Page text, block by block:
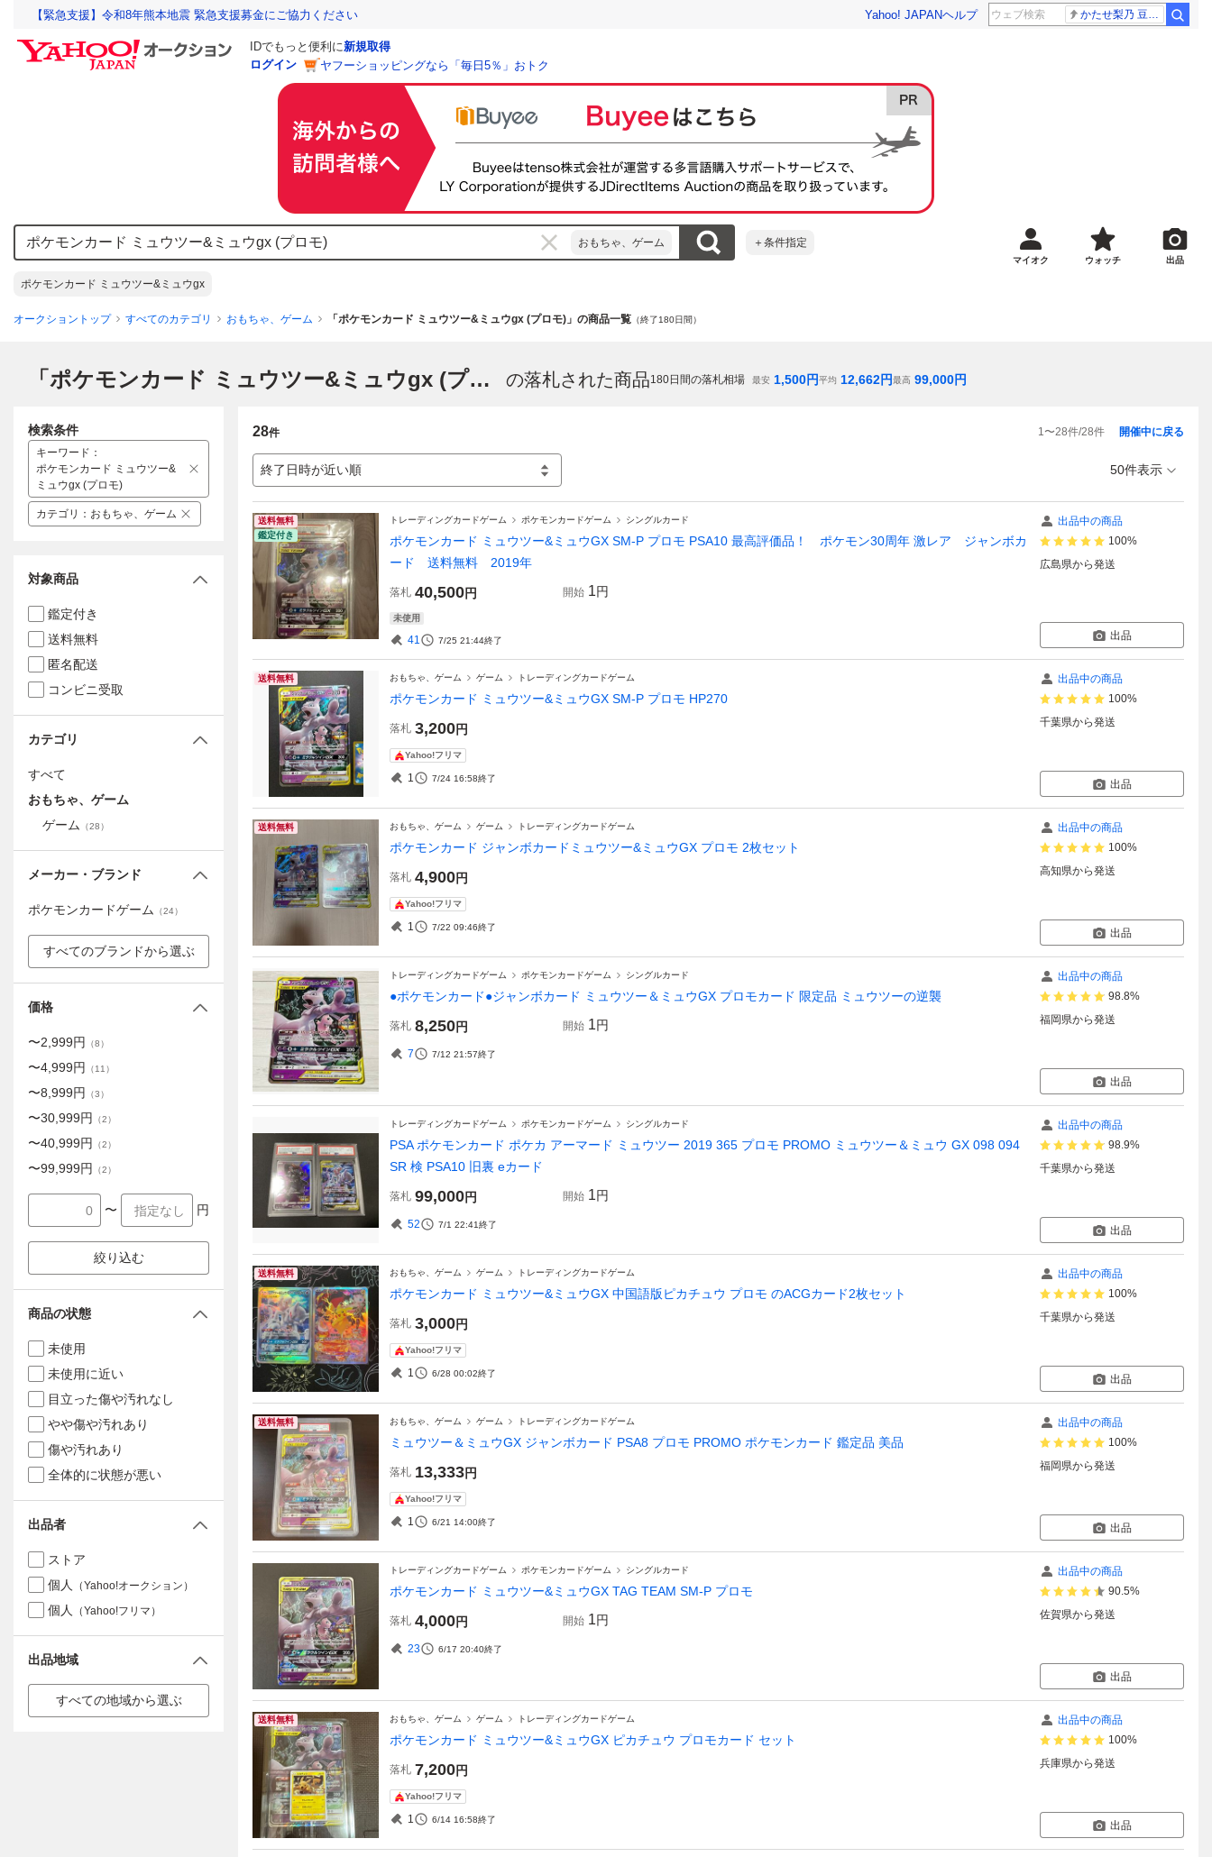
【緊急支援】令和8年熊本地震 緊急支援募金にご協力ください Yahoo! JAPANヘルプ かたせ梨乃 豆原一成
IDでもっと便利に新規取得
ログイン
ヤフーショッピングなら「毎日5％」おトク
おもちゃ、ゲーム ＋条件指定
ポケモンカード ミュウツー&ミュウgx
マイオク ウォッチ 出品
オークショントップ すべてのカテゴリ おもちゃ、ゲーム 「ポケモンカード ミュウツー&ミュウgx (プロモ)」の商品一覧 （終了180日間）
「ポケモンカード ミュウツー&ミュウgx (プロモ)」 の落札された商品180日間の落札相場 最安 1,500円平均 12,662円最高 99,000円
28件 1〜28件/28件
終了日時が近い順
開催中に戻る
50件表示
送料無料
鑑定付き
トレーディングカードゲーム ポケモンカードゲーム シングルカード
ポケモンカード ミュウツー&ミュウGX SM-P プロモ PSA10 最高評価品！ ポケモン30周年 激レア ジャンボカ
ード 送料無料 2019年
落札 40,500円 開始 1円
未使用
41 7/25 21:44終了
出品中の商品
100%
広島県から発送
出品
送料無料 おもちゃ、ゲーム ゲーム トレーディングカードゲーム
ポケモンカード ミュウツー&ミュウGX SM-P プロモ HP270
落札 3,200円
Yahoo!フリマ
1 7/24 16:58終了
出品中の商品
100%
千葉県から発送
出品
送料無料 おもちゃ、ゲーム ゲーム トレーディングカードゲーム
ポケモンカード ジャンボカードミュウツー&ミュウGX プロモ 2枚セット
落札 4,900円
Yahoo!フリマ
1 7/22 09:46終了
出品中の商品
100%
高知県から発送
出品
トレーディングカードゲーム ポケモンカードゲーム シングルカード
●ポケモンカード●ジャンボカード ミュウツー＆ミュウGX プロモカード 限定品 ミュウツーの逆襲
落札 8,250円 開始 1円
7 7/12 21:57終了
出品中の商品
98.8%
福岡県から発送
出品
トレーディングカードゲーム ポケモンカードゲーム シングルカード
PSA ポケモンカード ポケカ アーマード ミュウツー 2019 365 プロモ PROMO ミュウツー＆ミュウ GX 098 094
SR 検 PSA10 旧裏 eカード
落札 99,000円 開始 1円
52 7/1 22:41終了
出品中の商品
98.9%
千葉県から発送
出品
送料無料 おもちゃ、ゲーム ゲーム トレーディングカードゲーム
ポケモンカード ミュウツー&ミュウGX 中国語版ピカチュウ プロモ のACGカード2枚セット
落札 3,000円
Yahoo!フリマ
1 6/28 00:02終了
出品中の商品
100%
千葉県から発送
出品
送料無料 おもちゃ、ゲーム ゲーム トレーディングカードゲーム
ミュウツー＆ミュウGX ジャンボカード PSA8 プロモ PROMO ポケモンカード 鑑定品 美品
落札 13,333円
Yahoo!フリマ
1 6/21 14:00終了
出品中の商品
100%
福岡県から発送
出品
トレーディングカードゲーム ポケモンカードゲーム シングルカード
ポケモンカード ミュウツー&ミュウGX TAG TEAM SM-P プロモ
落札 4,000円 開始 1円
23 6/17 20:40終了
出品中の商品
90.5%
佐賀県から発送
出品
送料無料 おもちゃ、ゲーム ゲーム トレーディングカードゲーム
ポケモンカード ミュウツー&ミュウGX ピカチュウ プロモカード セット
落札 7,200円
Yahoo!フリマ
1 6/14 16:58終了
出品中の商品
100%
兵庫県から発送
出品
検索条件
キーワード ：
ポケモンカード ミュウツー&
ミュウgx (プロモ)
カテゴリ ： おもちゃ、ゲーム
対象商品
鑑定付き
送料無料
匿名配送
コンビニ受取
カテゴリ
すべて
おもちゃ、ゲーム
ゲーム
（28）
メーカー・ブランド
ポケモンカードゲーム （24）
すべてのブランドから選ぶ
価格
〜2,999円 （8）
〜4,999円 （11 ）
〜8,999円 （3）
〜30,999円 （2）
〜40,999円 （2）
〜99,999円 （2）
〜 円
絞り込む
商品の状態
未使用
未使用に近い
目立った傷や汚れなし
やや傷や汚れあり
傷や汚れあり
全体的に状態が悪い
出品者
ストア
個人
（Yahoo!オークション）
個人 （Yahoo!フリマ）
出品地域
すべての地域から選ぶ